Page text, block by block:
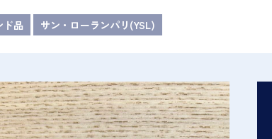
ド品 サン・ローランパリ(YSL)